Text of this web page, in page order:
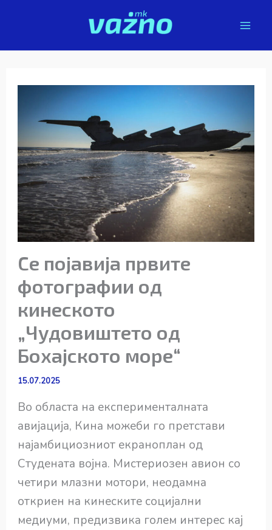
Се појавија првите
фотографии од
кинеското
„Чудовиштето од
Бохајското море“
15.07.2025
Во областа на експерименталната
авијација, Кина можеби го претстави
најамбициозниот екраноплан од
Студената војна. Мистериозен авион со
четири млазни мотори, неодамна
откриен на кинеските социјални
медиуми, предизвика голем интерес кај